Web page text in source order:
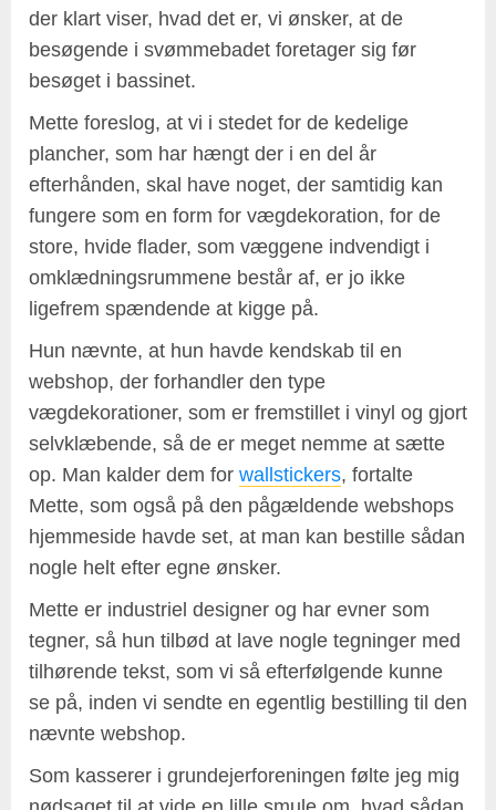
der klart viser, hvad det er, vi ønsker, at de
besøgende i svømmebadet foretager sig før
besøget i bassinet.
Mette foreslog, at vi i stedet for de kedelige
plancher, som har hængt der i en del år
efterhånden, skal have noget, der samtidig kan
fungere som en form for vægdekoration, for de
store, hvide flader, som væggene indvendigt i
omklædningsrummene består af, er jo ikke
ligefrem spændende at kigge på.
Hun nævnte, at hun havde kendskab til en
webshop, der forhandler den type
vægdekorationer, som er fremstillet i vinyl og gjort
selvklæbende, så de er meget nemme at sætte
op. Man kalder dem for wallstickers, fortalte
Mette, som også på den pågældende webshops
hjemmeside havde set, at man kan bestille sådan
nogle helt efter egne ønsker.
Mette er industriel designer og har evner som
tegner, så hun tilbød at lave nogle tegninger med
tilhørende tekst, som vi så efterfølgende kunne
se på, inden vi sendte en egentlig bestilling til den
nævnte webshop.
Som kasserer i grundejerforeningen følte jeg mig